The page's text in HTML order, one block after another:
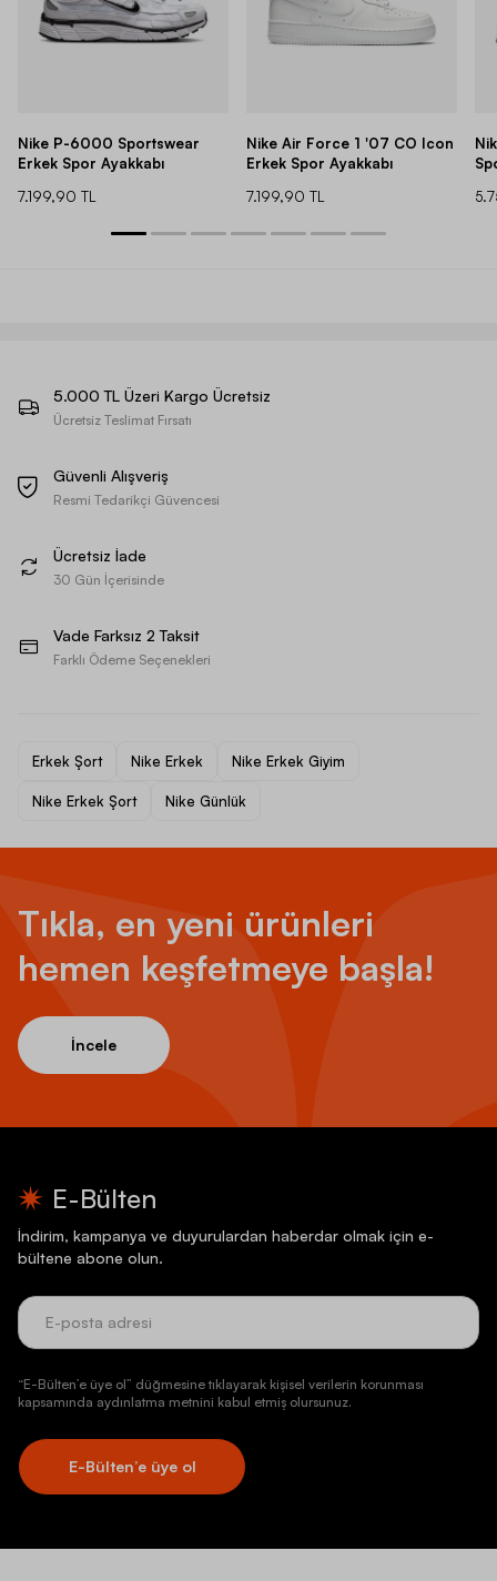
Nike P-6000 Sportswear
Erkek Spor Ayakkabı
7.199,90 TL
Nike Air Force 1 '07 CO Icon
Erkek Spor Ayakkabı
7.199,90 TL
5.000 TL Üzeri Kargo Ücretsiz
Ücretsiz Teslimat Fırsatı
Güvenli Alışveriş
Resmi Tedarikçi Güvencesi
Ücretsiz İade
30 Gün İçerisinde
Vade Farksız 2 Taksit
Farklı Ödeme Seçenekleri
Erkek Şort Nike Erkek Nike Erkek Giyim
Nike Erkek Şort Nike Günlük
Tıkla, en yeni ürünleri
hemen keşfetmeye başla!
İncele
E-Bülten
İndirim, kampanya ve duyurulardan haberdar olmak için e-
bültene abone olun.
“E-Bülten’e üye ol” düğmesine tıklayarak kişisel verilerin korunması
kapsamında aydınlatma metnini kabul etmiş olursunuz.
E-Bülten’e üye ol